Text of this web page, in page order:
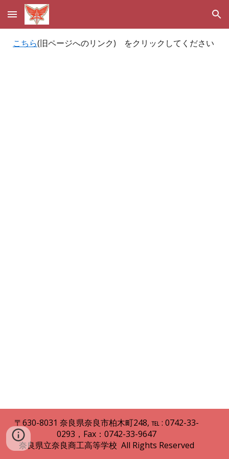
Skip to main content Skip to navigation
こちら(旧ページへのリンク) をクリックしてください
〒630-8031奈良県奈良市柏木町248,℡ : 0742-33-
0293，Fax：0742-33-9647
奈良県立奈良商工高等学校 All Rights Reserved